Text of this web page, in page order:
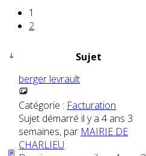
1
2
Sujet
berger levrault
Catégorie : Facturation
Sujet démarré il y a 4 ans 3
semaines, par MAIRIE DE
CHARLIEU